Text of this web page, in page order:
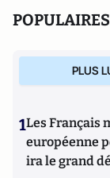
POPULAIRES
PLUS
1Les Français
européenne
ira le grand